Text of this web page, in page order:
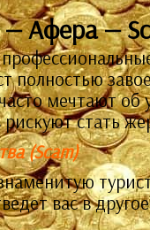
Афера —
полностью
мечтают
рискуют стать
(Scam)
вас в